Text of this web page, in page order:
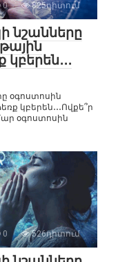
0 825դիտում
նշանները
օգոստոսին
կբերեն․․․Ովքե՞ր
օգոստոսին
0 526դիտում